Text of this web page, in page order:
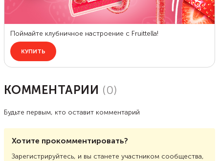
КОММЕНТАРИИ (0)
Будьте первым, кто оставит комментарий
Хотите прокомментировать?
Зарегистрируйтесь, и вы станете участником сообщества,